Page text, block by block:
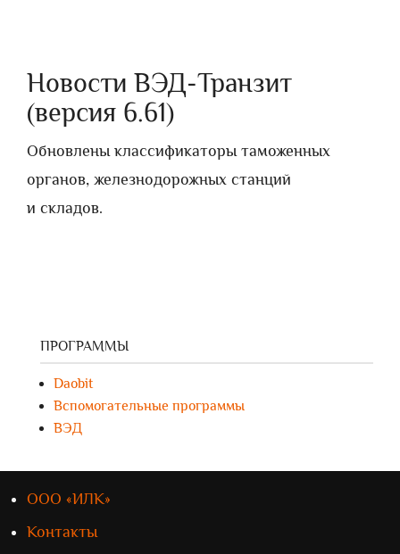
Новости ВЭД-Транзит
(версия 6.61)
Обновлены классификаторы таможенных
органов, железнодорожных станций
и складов.
ПРОГРАММЫ
Daobit
Вспомогательные программы
ВЭД
ООО «ИЛК»
Контакты